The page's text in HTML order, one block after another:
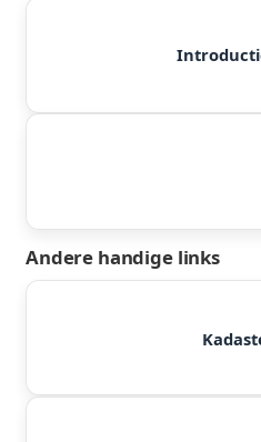
Andere handige links